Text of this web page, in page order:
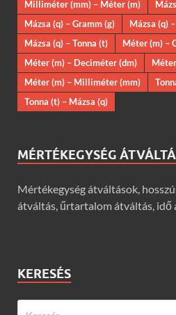
Milliméter (mm) – Méter (m)
Mázsa (q) – Gramm (g)
Mázsa (q)
Mázsa (q) – Tonna (t)
Méter (m) –
Méter (m) – Deciméter (dm)
Méter (m) – Milliméter (mm)
Tonna (t) – Mázsa (q)
MÉRTÉKEGYSÉG
Mértékegység átváltások,
átváltás, űrtartalom átváltás, idő
KERESÉS